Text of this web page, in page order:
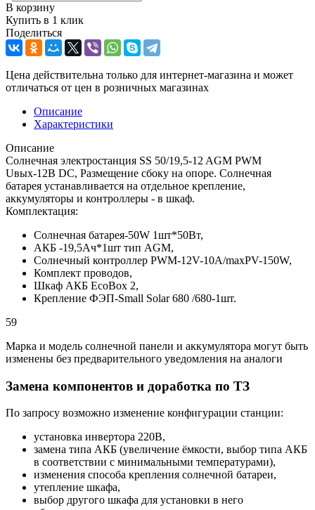
В корзину
Купить в 1 клик
Поделиться
Цена действительна только для интернет-магазина и может
отличаться от цен в розничных магазинах
Описание
Характеристики
Описание
Солнечная электростанция SS 50/19,5-12 AGM PWM
Uвых-12В DC, Размещение сбоку на опоре. Солнечная
батарея устанавливается на отдельное крепление,
аккумуляторы и контроллеры - в шкаф.
Комплектация:
Солнечная батарея-50W 1шт*50Вт,
АКБ -19,5Aч*1шт тип AGM,
Солнечный контроллер PWM-12V-10A/maxPV-150W,
Комплект проводов,
Шкаф АКБ EcoBox 2,
Крепление ФЭП-Small Solar 680 /680-1шт.
59
Марка и модель солнечной панели и аккумулятора могут быть
изменены без предварительного уведомления на аналоги
Замена компонентов и доработка по ТЗ
По запросу возможно изменение конфигурации станции:
установка инвертора 220В,
замена типа АКБ (увеличение ёмкости, выбор типа АКБ
в соответствии с минимальными температурами),
изменения способа крепления солнечной батареи,
утепление шкафа,
выбор другого шкафа для установки в него